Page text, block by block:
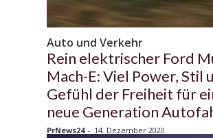
Auto und Verkehr
Rein elektrischer Ford
Mach-E: Viel Power, Stil
Gefühl der Freiheit für
neue Generation
PrNews24 - 14. Dezember 2020